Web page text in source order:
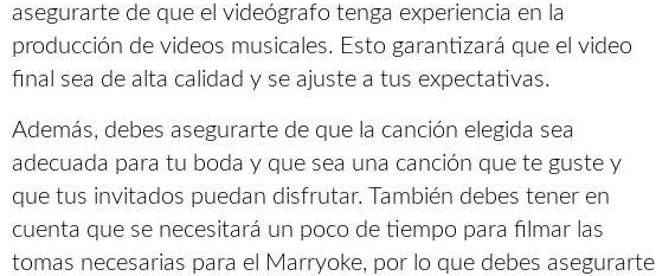
asegurarte de que el videógrafo tenga experiencia en la
producción de videos musicales. Esto garantizará que el video
final sea de alta calidad y se ajuste a tus expectativas.
Además, debes asegurarte de que la canción elegida sea
adecuada para tu boda y que sea una canción que te guste y
que tus invitados puedan disfrutar. También debes tener en
cuenta que se necesitará un poco de tiempo para filmar las
tomas necesarias para el Marryoke, por lo que debes asegurarte